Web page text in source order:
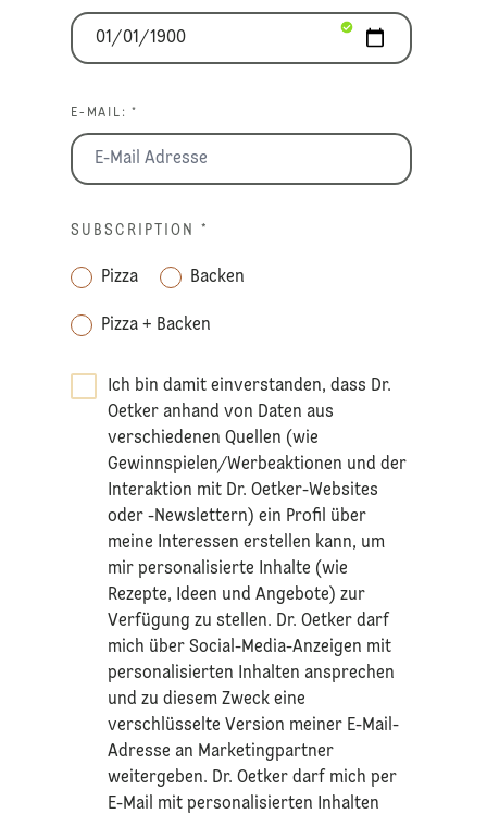
E-MAIL: *
SUBSCRIPTION *
Pizza Backen
Pizza + Backen
Ich bin damit einverstanden, dass Dr.
Oetker anhand von Daten aus
verschiedenen Quellen (wie
Gewinnspielen/Werbeaktionen und der
Interaktion mit Dr. Oetker-Websites
oder -Newslettern) ein Profil über
meine Interessen erstellen kann, um
mir personalisierte Inhalte (wie
Rezepte, Ideen und Angebote) zur
Verfügung zu stellen. Dr. Oetker darf
mich über Social-Media-Anzeigen mit
personalisierten Inhalten ansprechen
und zu diesem Zweck eine
verschlüsselte Version meiner E-Mail-
Adresse an Marketingpartner
weitergeben. Dr. Oetker darf mich per
E-Mail mit personalisierten Inhalten